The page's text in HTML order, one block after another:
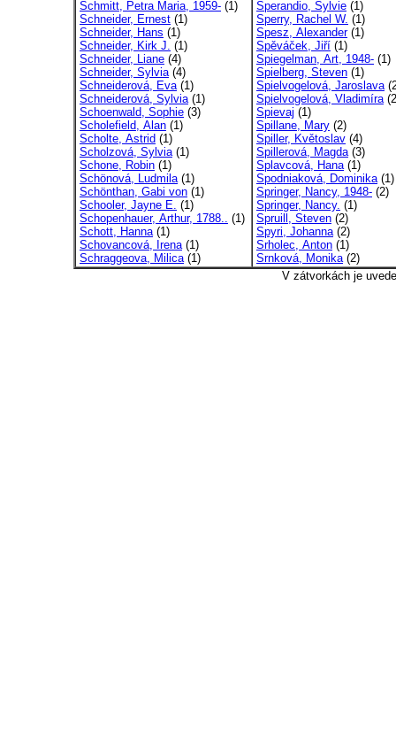
Schmitt, Petra Maria, 1959- (1)
Schneider, Ernest (1)
Schneider, Hans (1)
Schneider, Kirk J. (1)
Schneider, Liane (4)
Schneider, Sylvia(4)
Schneiderová, Eva(1)
Schneiderová, Sylvia(1)
Schoenwald, Sophie (3)
Scholefield, Alan (1)
Scholte, Astrid (1)
Scholzová, Sylvia(1)
Schone, Robin (1)
Schönová, Ludmila(1)
Schönthan, Gabi von (1)
Schooler, Jayne E. (1)
Schopenhauer, Arthur, 1788.. (1)
Schott, Hanna(1)
Schovancová, Irena(1)
Schraggeova, Milica(1)
Sperandio, Sylvie (1)
Sperry, Rachel W. (1)
Spesz, Alexander(1)
Spěváček, Jiří (1)
Spiegelman, Art, 1948- (1)
Spielberg, Steven (1)
Spielvogelová, Jaroslava
Spielvogelová, Vladimíra
Spievaj (1)
Spillane, Mary (2)
Spiller, Květoslav (4)
Spillerová, Magda(3)
Splavcová, Hana(1)
Spodniaková, Dominika(1)
Springer, Nancy, 1948- (2)
Springer, Nancy. (1)
Spruill, Steven (2)
Spyri, Johanna(2)
Srholec, Anton (1)
Srnková, Monika(2)
V zátvorkách je